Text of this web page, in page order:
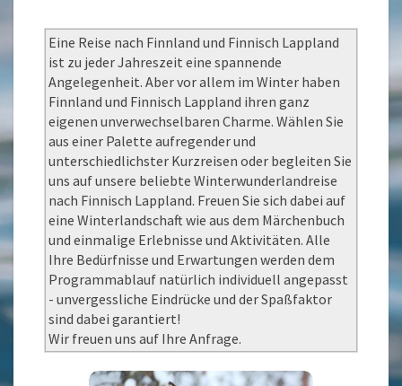
Eine Reise nach Finnland und Finnisch Lappland
ist zu jeder Jahreszeit eine spannende
Angelegenheit. Aber vor allem im Winter haben
Finnland und Finnisch Lappland ihren ganz
eigenen unverwechselbaren Charme. Wählen Sie
aus einer Palette aufregender und
unterschiedlichster Kurzreisen oder begleiten Sie
uns auf unsere beliebte Winterwunderlandreise
nach Finnisch Lappland. Freuen Sie sich dabei auf
eine Winterlandschaft wie aus dem Märchenbuch
und einmalige Erlebnisse und Aktivitäten. Alle
Ihre Bedürfnisse und Erwartungen werden dem
Programmablauf natürlich individuell angepasst
- unvergessliche Eindrücke und der Spaßfaktor
sind dabei garantiert!
Wir freuen uns auf Ihre Anfrage.